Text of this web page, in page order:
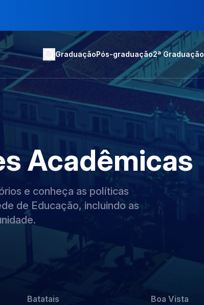
GraduaçãoPós-graduação2ª Graduação
Acadêmicas
e conheça as políticas
de Educação, incluindo as
Batatais Boa Vista